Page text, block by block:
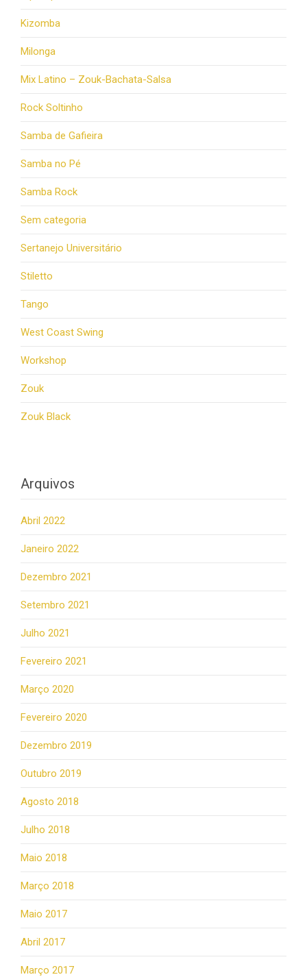
Kizomba
Milonga
Mix Latino – Zouk-Bachata-Salsa
Rock Soltinho
Samba de Gafieira
Samba no Pé
Samba Rock
Sem categoria
Sertanejo Universitário
Stiletto
Tango
West Coast Swing
Workshop
Zouk
Zouk Black
Arquivos
Abril 2022
Janeiro 2022
Dezembro 2021
Setembro 2021
Julho 2021
Fevereiro 2021
Março 2020
Fevereiro 2020
Dezembro 2019
Outubro 2019
Agosto 2018
Julho 2018
Maio 2018
Março 2018
Maio 2017
Abril 2017
Março 2017